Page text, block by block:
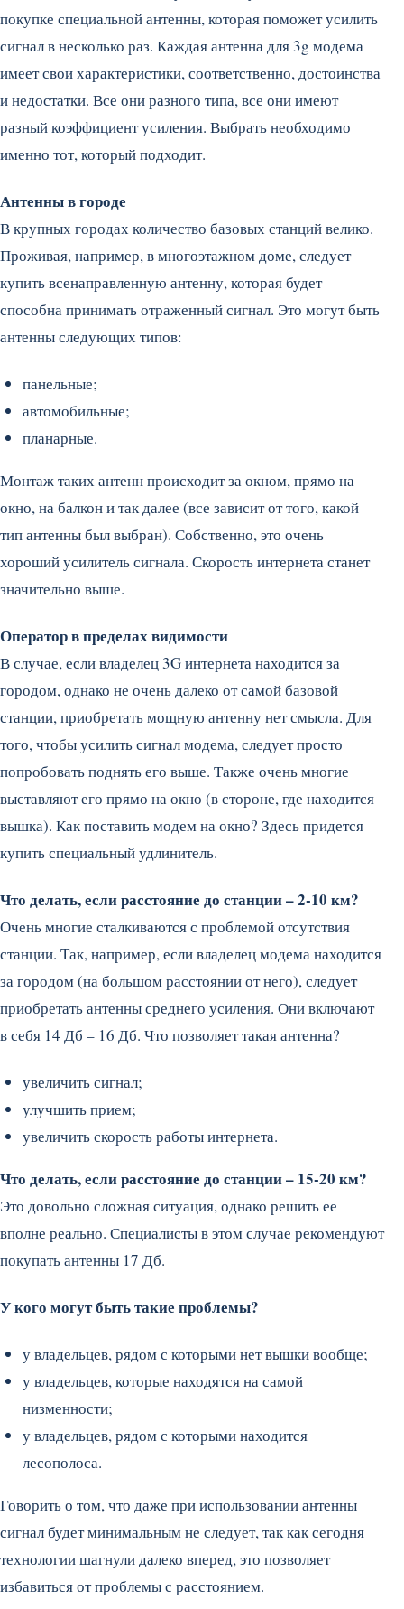
покупке специальной антенны, которая поможет усилить
сигнал в несколько раз. Каждая антенна для 3g модема
имеет свои характеристики, соответственно, достоинства
и недостатки. Все они разного типа, все они имеют
разный коэффициент усиления. Выбрать необходимо
именно тот, который подходит.
Антенны в городе
В крупных городах количество базовых станций велико.
Проживая, например, в многоэтажном доме, следует
купить всенаправленную антенну, которая будет
способна принимать отраженный сигнал. Это могут быть
антенны следующих типов:
панельные;
автомобильные;
планарные.
Монтаж таких антенн происходит за окном, прямо на
окно, на балкон и так далее (все зависит от того, какой
тип антенны был выбран). Собственно, это очень
хороший усилитель сигнала. Скорость интернета станет
значительно выше.
Оператор в пределах видимости
В случае, если владелец 3G интернета находится за
городом, однако не очень далеко от самой базовой
станции, приобретать мощную антенну нет смысла. Для
того, чтобы усилить сигнал модема, следует просто
попробовать поднять его выше. Также очень многие
выставляют его прямо на окно (в стороне, где находится
вышка). Как поставить модем на окно? Здесь придется
купить специальный удлинитель.
Что делать, если расстояние до станции – 2-10 км?
Очень многие сталкиваются с проблемой отсутствия
станции. Так, например, если владелец модема находится
за городом (на большом расстоянии от него), следует
приобретать антенны среднего усиления. Они включают
в себя 14 Дб – 16 Дб. Что позволяет такая антенна?
увеличить сигнал;
улучшить прием;
увеличить скорость работы интернета.
Что делать, если расстояние до станции – 15-20 км?
Это довольно сложная ситуация, однако решить ее
вполне реально. Специалисты в этом случае рекомендуют
покупать антенны 17 Дб.
У кого могут быть такие проблемы?
у владельцев, рядом с которыми нет вышки вообще;
у владельцев, которые находятся на самой
низменности;
у владельцев, рядом с которыми находится
лесополоса.
Говорить о том, что даже при использовании антенны
сигнал будет минимальным не следует, так как сегодня
технологии шагнули далеко вперед, это позволяет
избавиться от проблемы с расстоянием.